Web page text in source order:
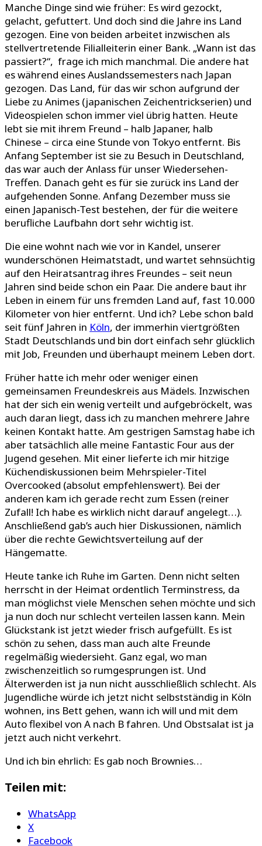
Manche Dinge sind wie früher: Es wird gezockt,
gelacht, gefuttert. Und doch sind die Jahre ins Land
gezogen. Eine von beiden arbeitet inzwischen als
stellvertretende Filialleiterin einer Bank. „Wann ist das
passiert?“, frage ich mich manchmal. Die andere hat
es während eines Auslandssemesters nach Japan
gezogen. Das Land, für das wir schon aufgrund der
Liebe zu Animes (japanischen Zeichentrickserien) und
Videospielen schon immer viel übrig hatten. Heute
lebt sie mit ihrem Freund – halb Japaner, halb
Chinese – circa eine Stunde von Tokyo entfernt. Bis
Anfang September ist sie zu Besuch in Deutschland,
das war auch der Anlass für unser Wiedersehen-
Treffen. Danach geht es für sie zurück ins Land der
aufgehenden Sonne. Anfang Dezember muss sie
einen Japanisch-Test bestehen, der für die weitere
berufliche Laufbahn dort sehr wichtig ist.
Die eine wohnt nach wie vor in Kandel, unserer
wunderschönen Heimatstadt, und wartet sehnsüchtig
auf den Heiratsantrag ihres Freundes – seit neun
Jahren sind beide schon ein Paar. Die andere baut ihr
Leben in einem für uns fremden Land auf, fast 10.000
Kilometer von hier entfernt. Und ich? Lebe schon bald
seit fünf Jahren in Köln, der immerhin viertgrößten
Stadt Deutschlands und bin dort einfach sehr glücklich
mit Job, Freunden und überhaupt meinem Leben dort.
Früher hatte ich mehr oder weniger einen
gemeinsamen Freundeskreis aus Mädels. Inzwischen
hat der sich ein wenig verteilt und aufgebröckelt, was
auch daran liegt, dass ich zu manchen mehrere Jahre
keinen Kontakt hatte. Am gestrigen Samstag habe ich
aber tatsächlich alle meine Fantastic Four aus der
Jugend gesehen. Mit einer lieferte ich mir hitzige
Küchendiskussionen beim Mehrspieler-Titel
Overcooked (absolut empfehlenswert). Bei der
anderen kam ich gerade recht zum Essen (reiner
Zufall! Ich habe es wirklich nicht darauf angelegt…).
Anschließend gab’s auch hier Diskussionen, nämlich
über die rechte Gewichtsverteilung auf der
Hängematte.
Heute tanke ich Ruhe im Garten. Denn nicht selten
herrscht in der Heimat ordentlich Terminstress, da
man möglichst viele Menschen sehen möchte und sich
ja nun doch nur schlecht verteilen lassen kann. Mein
Glückstank ist jetzt wieder frisch aufgefüllt. Es ist
schön zu sehen, dass man auch alte Freunde
regelmäßig wiedersieht. Ganz egal, wo man
zwischenzeitlich so rumgesprungen ist. Und
Älterwerden ist ja nun nicht ausschließlich schlecht. Als
Jugendliche würde ich jetzt nicht selbstständig in Köln
wohnen, ins Bett gehen, wann ich will und mit dem
Auto flexibel von A nach B fahren. Und Obstsalat ist ja
jetzt auch nicht verkehrt.
Und ich bin ehrlich: Es gab noch Brownies…
Teilen mit:
WhatsApp
X
Facebook